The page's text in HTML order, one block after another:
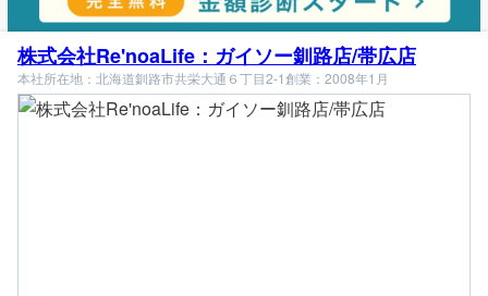
株式会社Re'noaLife：ガイソー釧路店/帯広店
本社所在地：北海道釧路市共栄大通６丁目2-1創業：2008年1月